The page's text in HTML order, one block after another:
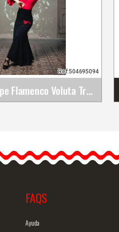
Jupe Flamenco Voluta Tricotée au Point Élastique
Ref:504695094
avec ceinture.
aux hanches.…
FAQS
Ayuda